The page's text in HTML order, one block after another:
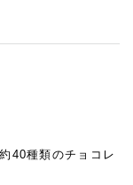
40種類のチョコレ